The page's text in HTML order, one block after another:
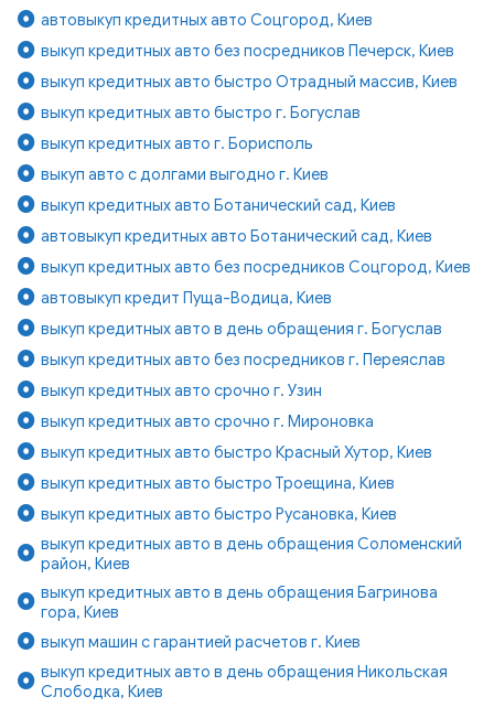
автовыкуп кредитных авто Соцгород, Киев
выкуп кредитных авто без посредников Печерск, Киев
выкуп кредитных авто быстро Отрадный массив, Киев
выкуп кредитных авто быстро г. Богуслав
выкуп кредитных авто г. Борисполь
выкуп авто с долгами выгодно г. Киев
выкуп кредитных авто Ботанический сад, Киев
автовыкуп кредитных авто Ботанический сад, Киев
выкуп кредитных авто без посредников Соцгород, Киев
автовыкуп кредит Пуща-Водица, Киев
выкуп кредитных авто в день обращения г. Богуслав
выкуп кредитных авто без посредников г. Переяслав
выкуп кредитных авто срочно г. Узин
выкуп кредитных авто срочно г. Мироновка
выкуп кредитных авто быстро Красный Хутор, Киев
выкуп кредитных авто быстро Троещина, Киев
выкуп кредитных авто быстро Русановка, Киев
выкуп кредитных авто в день обращения Соломенский
район, Киев
выкуп кредитных авто в день обращения Багринова
гора, Киев
выкуп машин с гарантией расчетов г. Киев
выкуп кредитных авто в день обращения Никольская
Слободка, Киев